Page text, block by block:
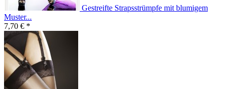
Gestreifte Strapsstrümpfe mit blumigem
Muster...
7,70 € *